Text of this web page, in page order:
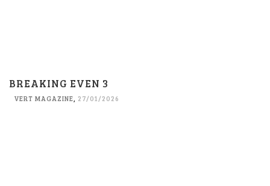
BREAKING EVEN 3
VERT MAGAZINE, 27/01/2026